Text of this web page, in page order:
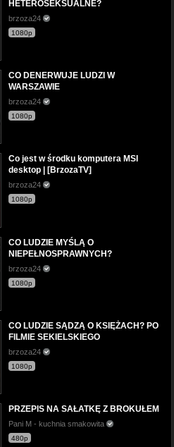
HETEROSEKSUALNE?
brzoza24
1080p
CO DENERWUJE LUDZI W
WARSZAWIE
brzoza24
1080p
Co jest w środku komputera MSI
desktop | [BrzozaTV]
brzoza24
1080p
CO LUDZIE MYŚLĄ O
NIEPEŁNOSPRAWNYCH?
brzoza24
1080p
CO LUDZIE SĄDZĄ O KSIĘŻACH? PO
FILMIE SEKIELSKIEGO
brzoza24
1080p
PRZEPIS NA SAŁATKĘ Z BROKUŁEM
Pani M - kuchnia smakowita
480p